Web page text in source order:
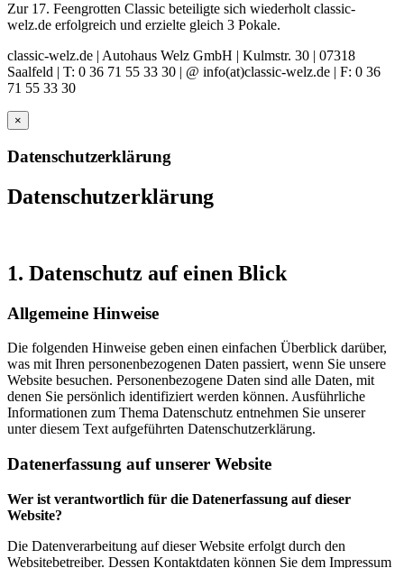
Zur 17. Feengrotten Classic beteiligte sich wiederholt classic-
welz.de erfolgreich und erzielte gleich 3 Pokale.
classic-welz.de | Autohaus Welz GmbH | Kulmstr. 30 | 07318
Saalfeld | T: 0 36 71 55 33 30 | @ info(at)classic-welz.de | F: 0 36
71 55 33 30
×
Datenschutzerklärung
Datenschutzerklärung
1. Datenschutz auf einen Blick
Allgemeine Hinweise
Die folgenden Hinweise geben einen einfachen Überblick darüber,
was mit Ihren personenbezogenen Daten passiert, wenn Sie unsere
Website besuchen. Personenbezogene Daten sind alle Daten, mit
denen Sie persönlich identifiziert werden können. Ausführliche
Informationen zum Thema Datenschutz entnehmen Sie unserer
unter diesem Text aufgeführten Datenschutzerklärung.
Datenerfassung auf unserer Website
Wer ist verantwortlich für die Datenerfassung auf dieser
Website?
Die Datenverarbeitung auf dieser Website erfolgt durch den
Websitebetreiber. Dessen Kontaktdaten können Sie dem Impressum